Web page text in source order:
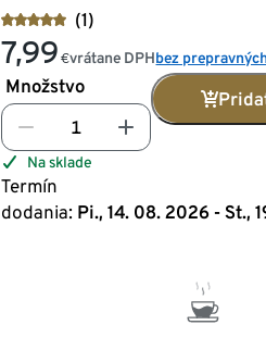
(1)
7,99 €vrátane DPHbez
Množstvo
Na sklade
Termín
dodania: Pi., 14. 08. 2026 - St.,